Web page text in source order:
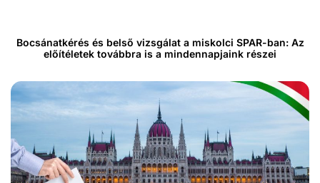
Bocsánatkérés és belső vizsgálat a miskolci SPAR-ban: Az
előítéletek továbbra is a mindennapjaink részei